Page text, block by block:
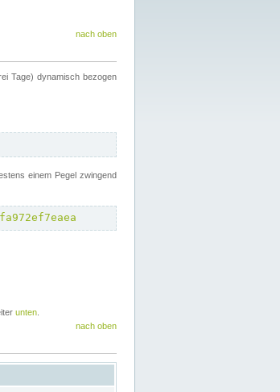
nach oben
Tage) dynamisch bezogen
einem Pegel zwingend
unten
nach oben